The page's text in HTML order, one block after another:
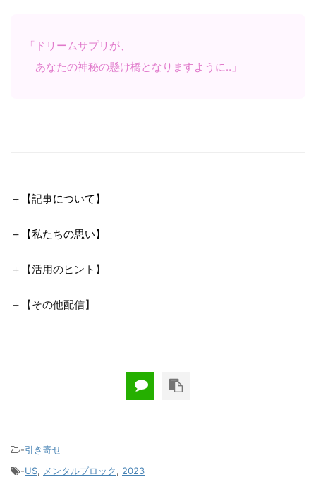
「ドリームサプリが、
あなたの神秘の懸け橋となりますように‥」
＋【記事について】
＋【私たちの思い】
＋【活用のヒント】
＋【その他配信】
-引き寄せ
-US, メンタルブロック, 2023